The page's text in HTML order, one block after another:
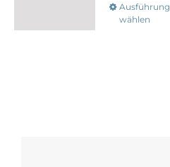
Ausführung
wählen